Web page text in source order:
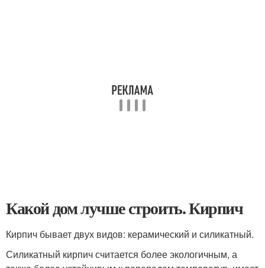
Какой дом лучше строить. Кирпич
Кирпич бывает двух видов: керамический и силикатный.
Силикатный кирпич считается более экологичным, а